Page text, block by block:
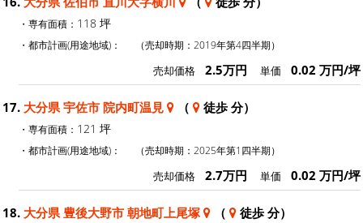
・専有面積： 118 坪
・都市計画(用途地域)： （売却時期：2019年第4四半期）
売却価格 2.5万円 単価 0.02 万円/坪
17. 大分県 宇佐市 院内町温見 （ 徒歩 分）
・専有面積： 121 坪
・都市計画(用途地域)： （売却時期：2025年第1四半期）
売却価格 2.7万円 単価 0.02 万円/坪
18. 大分県 豊後大野市 朝地町上尾塚 （ 徒歩 分）